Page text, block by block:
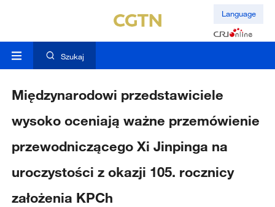
Language
Szukaj
Międzynarodowi przedstawiciele
wysoko oceniają ważne przemówienie
przewodniczącego Xi Jinpinga na
uroczystości z okazji 105. rocznicy
założenia KPCh